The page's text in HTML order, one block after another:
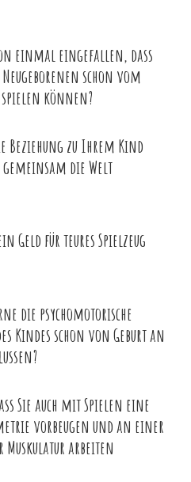
einmal eingefallen, dass
schon vom
können?
Beziehung zu Ihrem Kind
die Welt
Geld für teures Spielzeug
die psychomotorische
Kindes schon von Geburt an
Sie auch mit Spielen eine
vorbeugen und an einer
arbeiten